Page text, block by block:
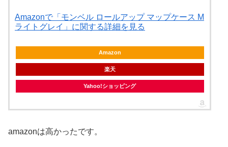
Amazonで「モンベル ロールアップ マップケース M
ライトグレイ」に関する詳細を見る
Amazon
楽天
Yahoo!ショッピング
amazonは高かったです。